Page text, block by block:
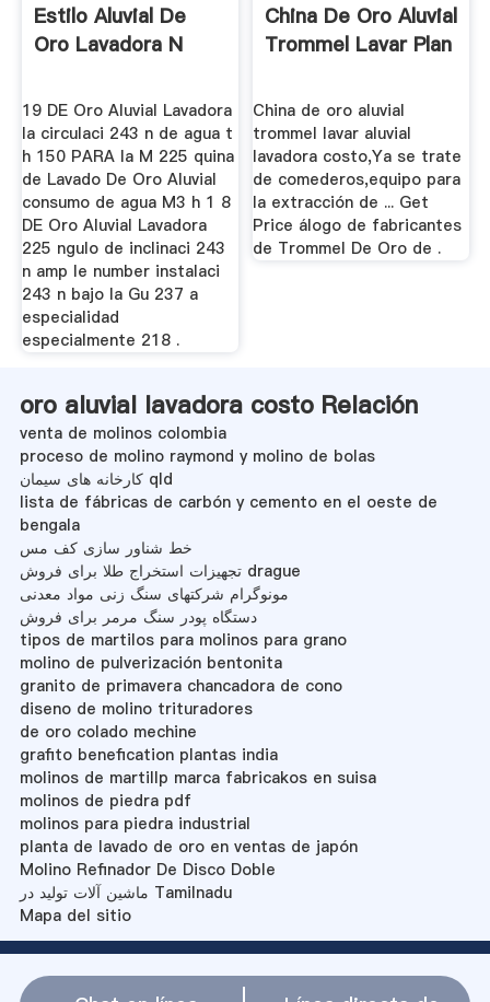
Estilo Aluvial De
Oro Lavadora N
19 DE Oro Aluvial Lavadora
la circulaci 243 n de agua t
h 150 PARA la M 225 quina
de Lavado De Oro Aluvial
consumo de agua M3 h 1 8
DE Oro Aluvial Lavadora
225 ngulo de inclinaci 243
n amp le number instalaci
243 n bajo la Gu 237 a
especialidad
especialmente 218 .
China De Oro Aluvial
Trommel Lavar Plan
China de oro aluvial
trommel lavar aluvial
lavadora costo,Ya se trate
de comederos,equipo para
la extracción de ... Get
Price álogo de fabricantes
de Trommel De Oro de .
oro aluvial lavadora costo Relación
venta de molinos colombia
proceso de molino raymond y molino de bolas
کارخانه های سیمان qld
lista de fábricas de carbón y cemento en el oeste de
bengala
خط شناور سازی کف مس
تجهیزات استخراج طلا برای فروش drague
مونوگرام شرکتهای سنگ زنی مواد معدنی
دستگاه پودر سنگ مرمر برای فروش
tipos de martilos para molinos para grano
molino de pulverización bentonita
granito de primavera chancadora de cono
diseno de molino trituradores
de oro colado mechine
grafito benefication plantas india
molinos de martillp marca fabricakos en suisa
molinos de piedra pdf
molinos para piedra industrial
planta de lavado de oro en ventas de japón
Molino Refinador De Disco Doble
ماشین آلات تولید در Tamilnadu
Mapa del sitio